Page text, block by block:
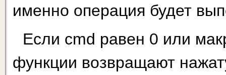
именно операция будет
Если cmd равен 0 или
функции возвращают